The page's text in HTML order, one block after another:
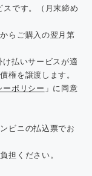
です。（月末締め
らご購入の翌月第
払いサービスが適
権を譲渡します。
ーポリシー 」に同意
ビニの払込票でお
担ください。